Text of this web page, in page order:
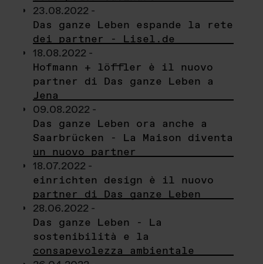
23.08.2022 -
Das ganze Leben espande la rete
dei partner - Lisel.de
18.08.2022 -
Hofmann + löffler è il nuovo
partner di Das ganze Leben a
Jena
09.08.2022 -
Das ganze Leben ora anche a
Saarbrücken - La Maison diventa
un nuovo partner
18.07.2022 -
einrichten design è il nuovo
partner di Das ganze Leben
28.06.2022 -
Das ganze Leben - La
sostenibilità e la
consapevolezza ambientale